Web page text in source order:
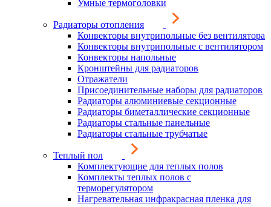
Умные термоголовки
Радиаторы отопления
Конвекторы внутрипольные без вентилятора
Конвекторы внутрипольные с вентилятором
Конвекторы напольные
Кронштейны для радиаторов
Отражатели
Присоединительные наборы для радиаторов
Радиаторы алюминиевые секционные
Радиаторы биметаллические секционные
Радиаторы стальные панельные
Радиаторы стальные трубчатые
Теплый пол
Комплектующие для теплых полов
Комплекты теплых полов с
терморегулятором
Нагревательная инфракрасная пленка для